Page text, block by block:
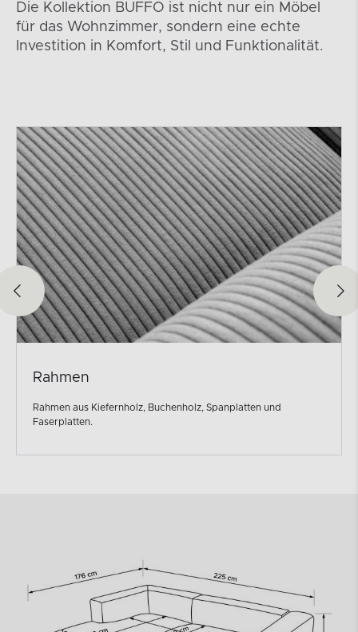
Die Kollektion BUFFO ist nicht nur ein Möbel
für das Wohnzimmer, sondern eine echte
Investition in Komfort, Stil und Funktionalität.
Rahmen
Rahmen aus Kiefernholz, Buchenholz, Spanplatten und
Faserplatten.